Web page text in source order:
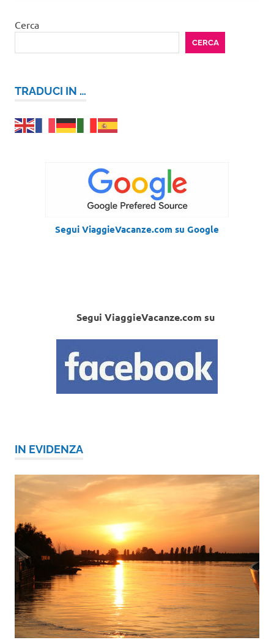
Cerca
CERCA
TRADUCI IN …
Segui ViaggieVacanze.com su Google
Segui ViaggieVacanze.com su
IN EVIDENZA